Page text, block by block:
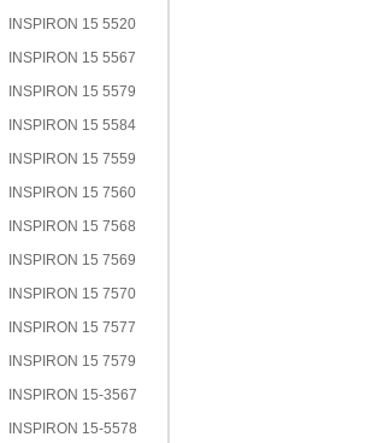
INSPIRON 15 5520
INSPIRON 15 5567
INSPIRON 15 5579
INSPIRON 15 5584
INSPIRON 15 7559
INSPIRON 15 7560
INSPIRON 15 7568
INSPIRON 15 7569
INSPIRON 15 7570
INSPIRON 15 7577
INSPIRON 15 7579
INSPIRON 15-3567
INSPIRON 15-5578